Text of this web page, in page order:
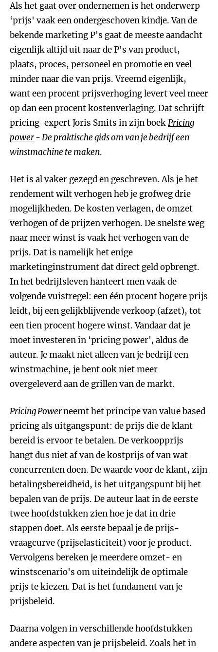
Als het gaat over ondernemen is het onderwerp
‘prijs' vaak een ondergeschoven kindje. Van de
bekende marketing P's gaat de meeste aandacht
eigenlijk altijd uit naar de P's van product,
plaats, proces, personeel en promotie en veel
minder naar die van prijs. Vreemd eigenlijk,
want een procent prijsverhoging levert veel meer
op dan een procent kostenverlaging. Dat schrijft
pricing-expert Joris Smits in zijn boekPricing
power- De praktische gids om van je bedrijf een
winstmachine te maken.
Het is al vaker gezegd en geschreven. Als je het
rendement wilt verhogen heb je grofweg drie
mogelijkheden. De kosten verlagen, de omzet
verhogen of de prijzen verhogen. De snelste weg
naar meer winst is vaak het verhogen van de
prijs. Dat is namelijk het enige
marketinginstrument dat direct geld opbrengt.
In het bedrijfsleven hanteert men vaak de
volgende vuistregel: een één procent hogere prijs
leidt, bij een gelijkblijvende verkoop (afzet), tot
een tien procent hogere winst. Vandaar dat je
moet investeren in ‘pricing power', aldus de
auteur. Je maakt niet alleen van je bedrijf een
winstmachine, je bent ook niet meer
overgeleverd aan de grillen van de markt.
Pricing Powerneemt het principe van value based
pricing als uitgangspunt: de prijs die de klant
bereid is ervoor te betalen. De verkoopprijs
hangt dus niet af van de kostprijs of van wat
concurrenten doen. De waarde voor de klant, zijn
betalingsbereidheid, is het uitgangspunt bij het
bepalen van de prijs. De auteur laat in de eerste
twee hoofdstukken zien hoe je dat in drie
stappen doet. Als eerste bepaal je de prijs-
vraagcurve (prijselasticiteit) voor je product.
Vervolgens bereken je meerdere omzet- en
winstscenario's om uiteindelijk de optimale
prijs te kiezen. Dat is het fundament van je
prijsbeleid.
Daarna volgen in verschillende hoofdstukken
andere aspecten van je prijsbeleid. Zoals het in